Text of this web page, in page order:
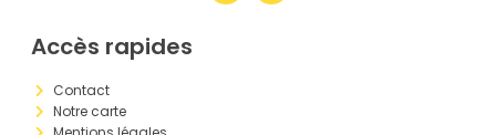
Accès rapides
Contact
Notre carte